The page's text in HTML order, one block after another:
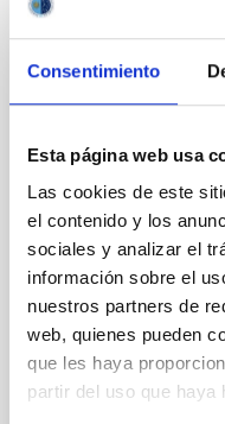
Consentimiento
Esta página web usa
Las cookies de este
el contenido y los
sociales y analizar el
información sobre el
nuestros partners de
web, quienes pueden
que les haya
partir del uso que
El Grantecan
agujero negro
M87 moldea
imagen más
los misteriosos
galaxia M87.
Gran Telescopio
Telescopio Canadá-
cómo estas largas
evolucionan e
con la actividad del
central. Estos
Monthly Notices of
M87: una galaxia